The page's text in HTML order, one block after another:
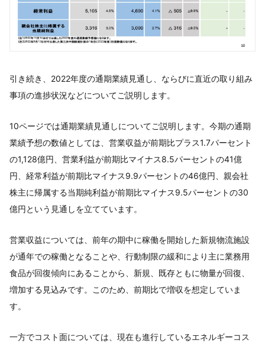
引き続き、2022年度の通期業績見通し、ならびに直近の取り組み
事項の進捗状況などについてご説明します。
10ページでは通期業績見通しについてご説明します。今期の通期
業績予想の数値としては、営業収益が前期比プラス1.7パーセント
の1,128億円、営業利益が前期比マイナス8.5パーセントの41億
円、経常利益が前期比マイナス9.9パーセントの46億円、親会社
株主に帰属する当期純利益が前期比マイナス9.5パーセントの30
億円という見通しを立てています。
営業収益については、前年の期中に稼働を開始した新規物流施設
が通年での稼働となることや、行動制限の緩和により主に業務用
食品が回復傾向にあることから、新規、既存ともに物量が回復、
増加する見込みです。このため、前期比で増収を想定していま
す。
一方でコスト面については、現在も進行しているエネルギーコス